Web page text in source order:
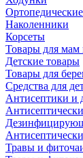
Наколенники
Корсеты
Товары для мам
Детские товары
Товары для
Средства для
Антисептики и
Травы и